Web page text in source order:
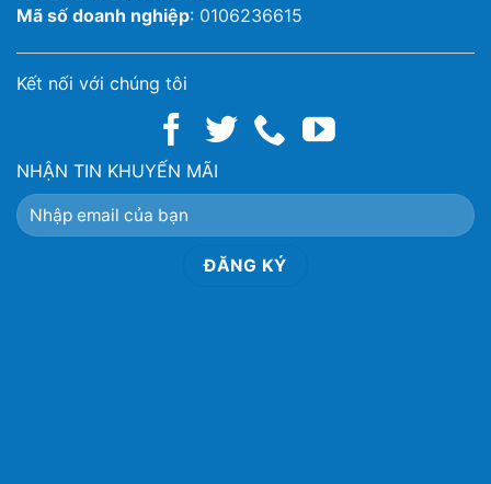
Mã số doanh nghiệp: 0106236615
Kết nối với chúng tôi
NHẬN TIN KHUYẾN MÃI